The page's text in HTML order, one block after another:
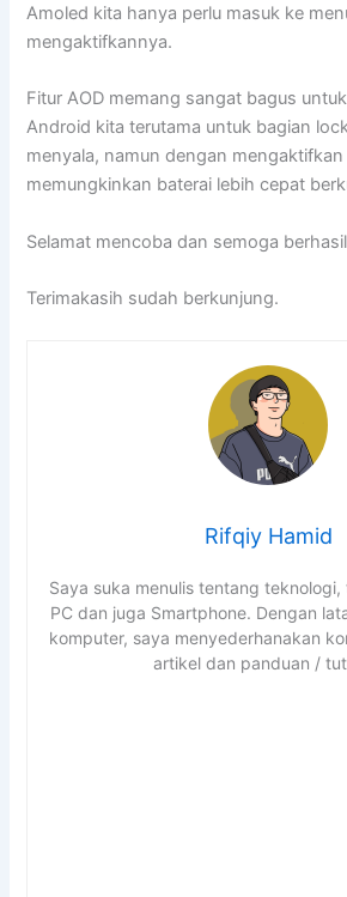
Amoled kita hanya perlu masuk ke
mengaktifkannya.
Fitur AOD memang sangat bagus
Android kita terutama untuk bagian
menyala, namun dengan mengaktifkan
memungkinkan baterai lebih cepat
Selamat mencoba dan semoga
Terimakasih sudah berkunjung.
Rifqiy Hamid
Saya suka menulis tentang
PC dan juga Smartphone. Dengan
komputer, saya menyederhanakan
artikel dan panduan /